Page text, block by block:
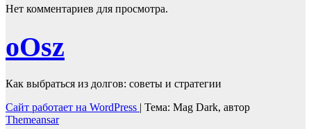
Нет комментариев для просмотра.
оОsz
Как выбраться из долгов: советы и стратегии
Сайт работает на WordPress | Тема: Mag Dark, автор
Themeansar